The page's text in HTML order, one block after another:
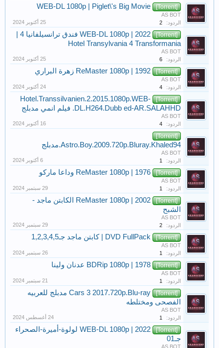
[Torrent]
WEB-DL 1080p | Piglet\'s Big Movie
AS BOT
الردود:
2
[Torrent]
Hotel Transylvania 4 Transformania
AS BOT
الردود:
6
[Torrent] ReMaster 1080p | 1992 زهرة البراري
AS BOT
الردود:
4
[Torrent]
Hotel.Transsilvanien.2.2015.1080p.WEB-
DL.H264.Dubb ed-AR.SALAHHD. فيلم انمي مدبلج
AS BOT
الردود:
4
[Torrent]
Astro.Boy.2009.720p.Bluray.Khaled94.مدبلج
AS BOT
الردود:
1
[Torrent] ReMaster 1080p | 1976 وداعا ماركو
AS BOT
الردود:
1
[Torrent]
ReMaster 1080p | 2002 الكابتن ماجد -
الشبح
AS BOT
الردود:
2
[Torrent] DVD FullPack | كابتن ماجد جـ1,2,3,4,5
AS BOT
الردود:
1
[Torrent] BDRip 1080p | 1978 عدنان ولينا
AS BOT
الردود:
1
[Torrent]
Cars 3 2017.720p.Blu-ray مدبلج للعربيه
الفصحى ومختلطه
AS BOT
الردود:
1
[Torrent]
WEB-DL 1080p | 2022 لولوة-أميرة-الصحراء
جـ01
AS BOT